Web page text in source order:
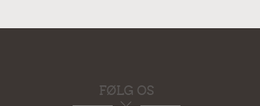
FØLG OS